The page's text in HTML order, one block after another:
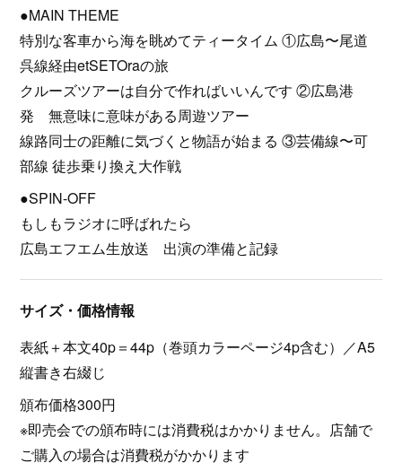
●MAIN THEME
特別な客車から海を眺めてティータイム ①広島〜尾道
呉線経由etSETOraの旅
クルーズツアーは自分で作ればいいんです ②広島港
発 無意味に意味がある周遊ツアー
線路同士の距離に気づくと物語が始まる ③芸備線〜可
部線 徒歩乗り換え大作戦
●SPIN-OFF
もしもラジオに呼ばれたら
広島エフエム生放送 出演の準備と記録
サイズ・価格情報
表紙＋本文40p＝44p（巻頭カラーページ4p含む）／A5
縦書き右綴じ
頒布価格300円
※即売会での頒布時には消費税はかかりません。店舗で
ご購入の場合は消費税がかかります